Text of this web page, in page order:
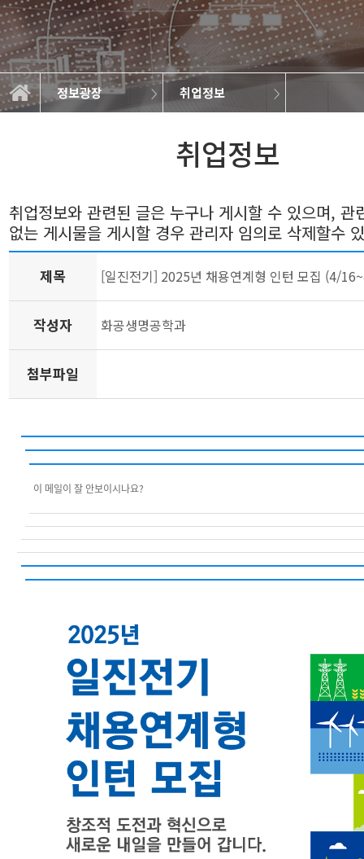
정보광장 취업정보
학과소개
교과과정
학사정보
정보광장
커뮤니티
학과뉴스
취업정보
일반자료실
갤러리
연구실소개
취업정보
취업정보와 관련된 글은 누구나 게시할 수 있으며, 관
없는 게시물을 게시할 경우 관리자 임의로 삭제할수
제목 [일진전기] 2025년 채용연계형 인턴 모집 (4/
작성자 화공생명공학과
첨부파일
이 메일이 잘 안보이시나요?